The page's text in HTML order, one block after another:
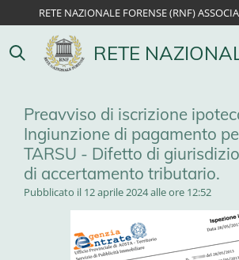
contenuto
principale
RETE NAZIONALE FORENSE (RNF)
Preavviso di iscrizione
Ingiunzione di pagamento
TARSU - Difetto di
di accertamento tributario.
Pubblicato il 12 aprile 2024 alle ore 12:52